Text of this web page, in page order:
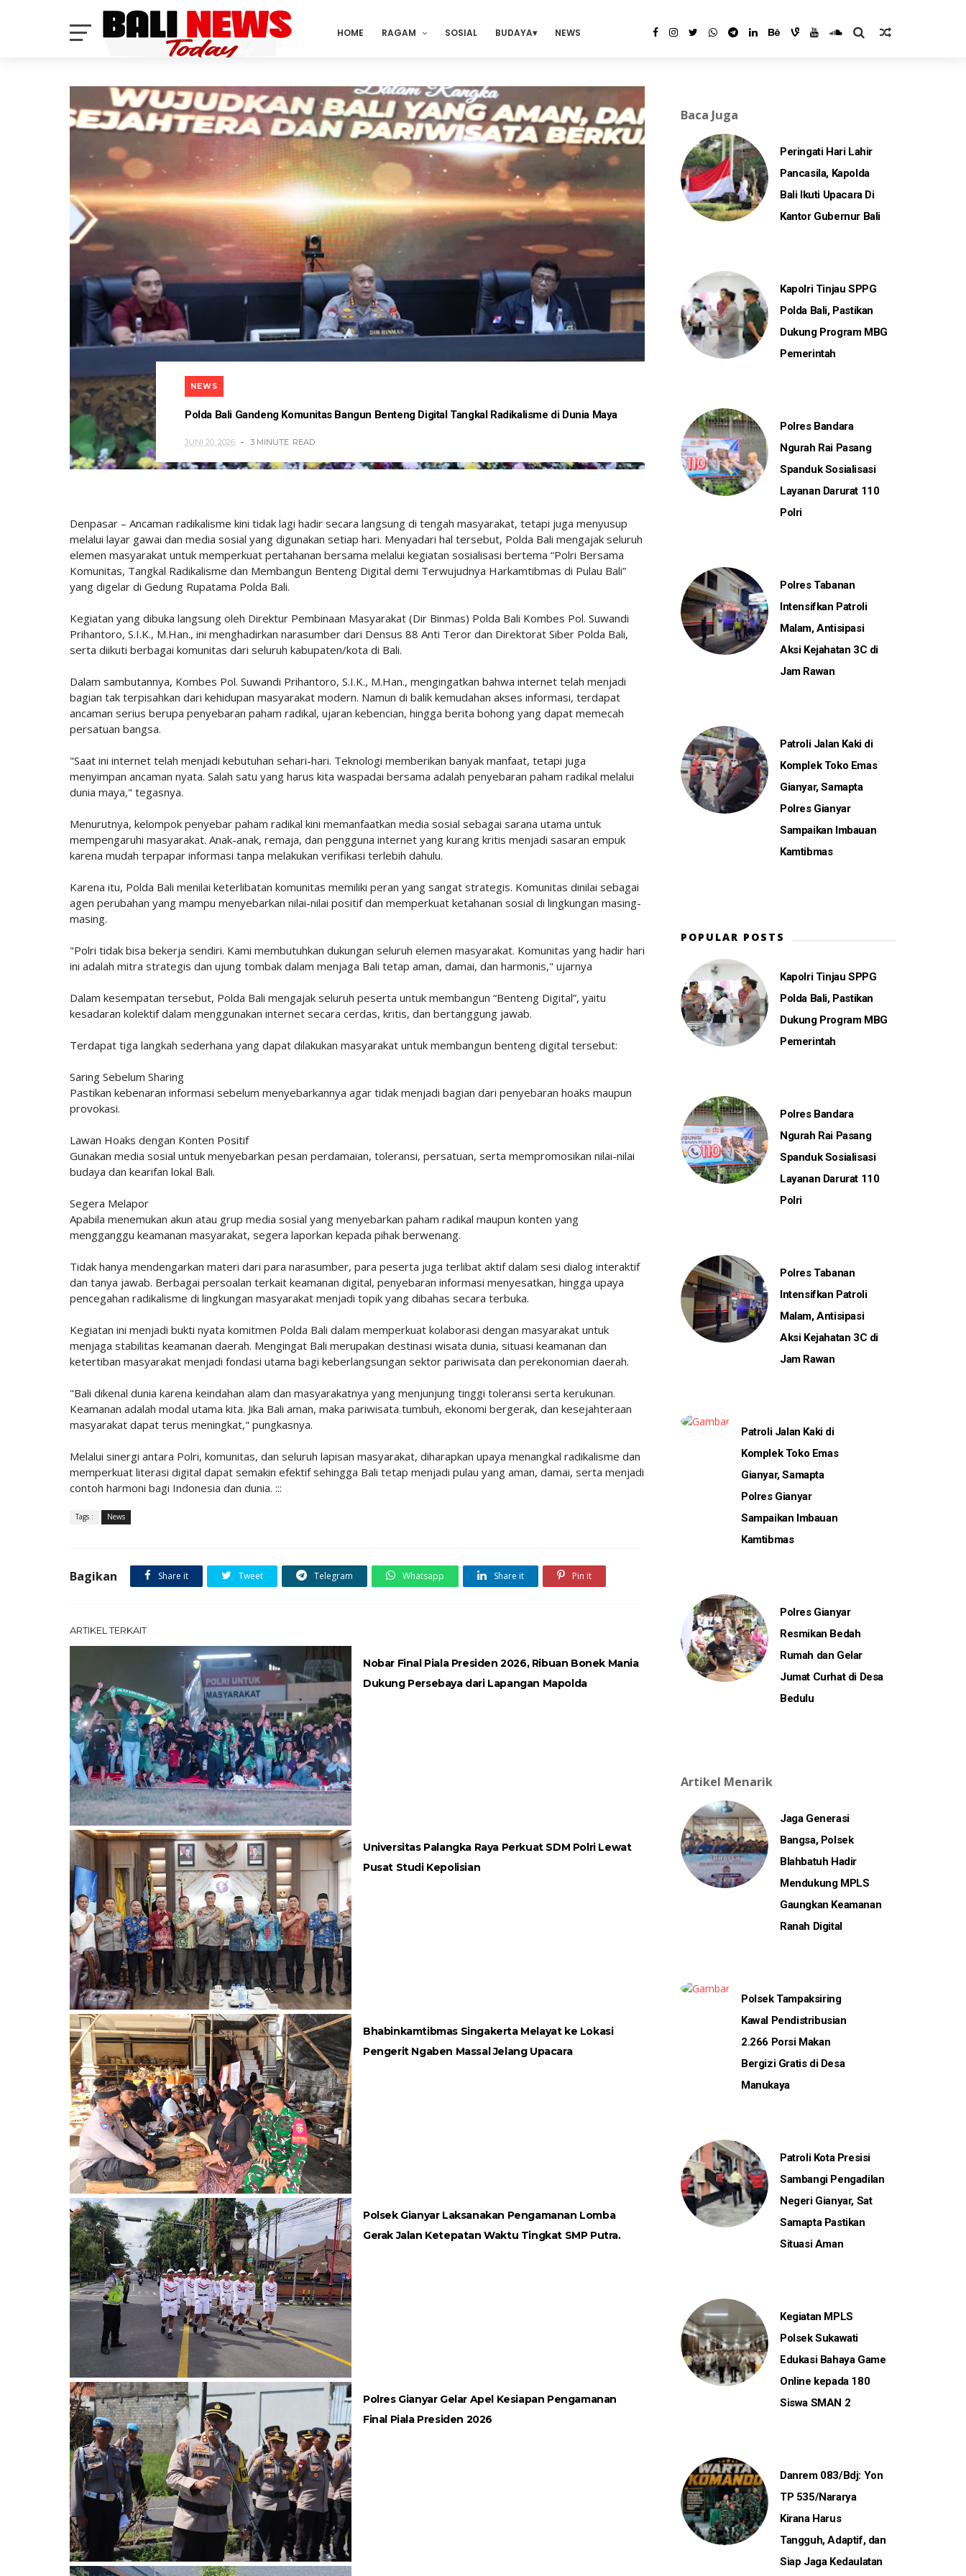
HOME RAGAM SOSIAL BUDAYA NEWS
NEWS
Polda Bali Gandeng Komunitas Bangun Benteng Digital Tangkal Radikalisme di Dunia Maya
JUNI 20, 2026 3 MINUTE READ
Denpasar – Ancaman radikalisme kini tidak lagi hadir secara langsung di tengah masyarakat, tetapi juga menyusup
melalui layar gawai dan media sosial yang digunakan setiap hari. Menyadari hal tersebut, Polda Bali mengajak seluruh
elemen masyarakat untuk memperkuat pertahanan bersama melalui kegiatan sosialisasi bertema “Polri Bersama
Komunitas, Tangkal Radikalisme dan Membangun Benteng Digital demi Terwujudnya Harkamtibmas di Pulau Bali”
yang digelar di Gedung Rupatama Polda Bali.
Kegiatan yang dibuka langsung oleh Direktur Pembinaan Masyarakat (Dir Binmas) Polda Bali Kombes Pol. Suwandi
Prihantoro, S.I.K., M.Han., ini menghadirkan narasumber dari Densus 88 Anti Teror dan Direktorat Siber Polda Bali,
serta diikuti berbagai komunitas dari seluruh kabupaten/kota di Bali.
Dalam sambutannya, Kombes Pol. Suwandi Prihantoro, S.I.K., M.Han., mengingatkan bahwa internet telah menjadi
bagian tak terpisahkan dari kehidupan masyarakat modern. Namun di balik kemudahan akses informasi, terdapat
ancaman serius berupa penyebaran paham radikal, ujaran kebencian, hingga berita bohong yang dapat memecah
persatuan bangsa.
"Saat ini internet telah menjadi kebutuhan sehari-hari. Teknologi memberikan banyak manfaat, tetapi juga
menyimpan ancaman nyata. Salah satu yang harus kita waspadai bersama adalah penyebaran paham radikal melalui
dunia maya," tegasnya.
Menurutnya, kelompok penyebar paham radikal kini memanfaatkan media sosial sebagai sarana utama untuk
mempengaruhi masyarakat. Anak-anak, remaja, dan pengguna internet yang kurang kritis menjadi sasaran empuk
karena mudah terpapar informasi tanpa melakukan verifikasi terlebih dahulu.
Karena itu, Polda Bali menilai keterlibatan komunitas memiliki peran yang sangat strategis. Komunitas dinilai sebagai
agen perubahan yang mampu menyebarkan nilai-nilai positif dan memperkuat ketahanan sosial di lingkungan masing-
masing.
"Polri tidak bisa bekerja sendiri. Kami membutuhkan dukungan seluruh elemen masyarakat. Komunitas yang hadir hari
ini adalah mitra strategis dan ujung tombak dalam menjaga Bali tetap aman, damai, dan harmonis," ujarnya
Dalam kesempatan tersebut, Polda Bali mengajak seluruh peserta untuk membangun “Benteng Digital”, yaitu
kesadaran kolektif dalam menggunakan internet secara cerdas, kritis, dan bertanggung jawab.
Terdapat tiga langkah sederhana yang dapat dilakukan masyarakat untuk membangun benteng digital tersebut:
Saring Sebelum Sharing
Pastikan kebenaran informasi sebelum menyebarkannya agar tidak menjadi bagian dari penyebaran hoaks maupun
provokasi.
Lawan Hoaks dengan Konten Positif
Gunakan media sosial untuk menyebarkan pesan perdamaian, toleransi, persatuan, serta mempromosikan nilai-nilai
budaya dan kearifan lokal Bali.
Segera Melapor
Apabila menemukan akun atau grup media sosial yang menyebarkan paham radikal maupun konten yang
mengganggu keamanan masyarakat, segera laporkan kepada pihak berwenang.
Tidak hanya mendengarkan materi dari para narasumber, para peserta juga terlibat aktif dalam sesi dialog interaktif
dan tanya jawab. Berbagai persoalan terkait keamanan digital, penyebaran informasi menyesatkan, hingga upaya
pencegahan radikalisme di lingkungan masyarakat menjadi topik yang dibahas secara terbuka.
Kegiatan ini menjadi bukti nyata komitmen Polda Bali dalam memperkuat kolaborasi dengan masyarakat untuk
menjaga stabilitas keamanan daerah. Mengingat Bali merupakan destinasi wisata dunia, situasi keamanan dan
ketertiban masyarakat menjadi fondasi utama bagi keberlangsungan sektor pariwisata dan perekonomian daerah.
"Bali dikenal dunia karena keindahan alam dan masyarakatnya yang menjunjung tinggi toleransi serta kerukunan.
Keamanan adalah modal utama kita. Jika Bali aman, maka pariwisata tumbuh, ekonomi bergerak, dan kesejahteraan
masyarakat dapat terus meningkat," pungkasnya.
Melalui sinergi antara Polri, komunitas, dan seluruh lapisan masyarakat, diharapkan upaya menangkal radikalisme dan
memperkuat literasi digital dapat semakin efektif sehingga Bali tetap menjadi pulau yang aman, damai, serta menjadi
contoh harmoni bagi Indonesia dan dunia. :::
Tags : News
Bagikan Share it Tweet Telegram Whatsapp Share it Pin it
ARTIKEL TERKAIT
Nobar Final Piala Presiden 2026, Ribuan Bonek Mania
Dukung Persebaya dari Lapangan Mapolda
Universitas Palangka Raya Perkuat SDM Polri Lewat
Pusat Studi Kepolisian
Bhabinkamtibmas Singakerta Melayat ke Lokasi
Pengerit Ngaben Massal Jelang Upacara
Polsek Gianyar Laksanakan Pengamanan Lomba
Gerak Jalan Ketepatan Waktu Tingkat SMP Putra.
Polres Gianyar Gelar Apel Kesiapan Pengamanan
Final Piala Presiden 2026
Baca Juga
Peringati Hari Lahir
Pancasila, Kapolda
Bali Ikuti Upacara Di
Kantor Gubernur Bali
Kapolri Tinjau SPPG
Polda Bali, Pastikan
Dukung Program MBG
Pemerintah
Polres Bandara
Ngurah Rai Pasang
Spanduk Sosialisasi
Layanan Darurat 110
Polri
Polres Tabanan
Intensifkan Patroli
Malam, Antisipasi
Aksi Kejahatan 3C di
Jam Rawan
Patroli Jalan Kaki di
Komplek Toko Emas
Gianyar, Samapta
Polres Gianyar
Sampaikan Imbauan
Kamtibmas
POPULAR POSTS
Kapolri Tinjau SPPG
Polda Bali, Pastikan
Dukung Program MBG
Pemerintah
Polres Bandara
Ngurah Rai Pasang
Spanduk Sosialisasi
Layanan Darurat 110
Polri
Polres Tabanan
Intensifkan Patroli
Malam, Antisipasi
Aksi Kejahatan 3C di
Jam Rawan
Patroli Jalan Kaki di
Komplek Toko Emas
Gianyar, Samapta
Polres Gianyar
Sampaikan Imbauan
Kamtibmas
Polres Gianyar
Resmikan Bedah
Rumah dan Gelar
Jumat Curhat di Desa
Bedulu
Artikel Menarik
Jaga Generasi
Bangsa, Polsek
Blahbatuh Hadir
Mendukung MPLS
Gaungkan Keamanan
Ranah Digital
Polsek Tampaksiring
Kawal Pendistribusian
2.266 Porsi Makan
Bergizi Gratis di Desa
Manukaya
Patroli Kota Presisi
Sambangi Pengadilan
Negeri Gianyar, Sat
Samapta Pastikan
Situasi Aman
Kegiatan MPLS
Polsek Sukawati
Edukasi Bahaya Game
Online kepada 180
Siswa SMAN 2
Danrem 083/Bdj: Yon
TP 535/Nararya
Kirana Harus
Tangguh, Adaptif, dan
Siap Jaga Kedaulatan